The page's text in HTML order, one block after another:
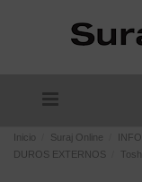
Inicio Suraj Online
DUROS EXTERNOS